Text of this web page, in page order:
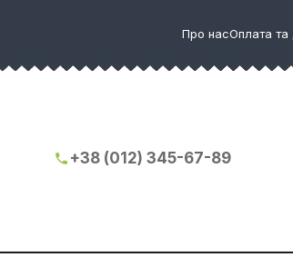
Про насОплата та
+38 (012) 345-67-89